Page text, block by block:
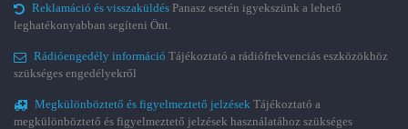
Reklamáció és visszaküldés Panasz esetén igyekszünk a lehető
leghatékonyabban segíteni Önt.
Rádióengedély információ Tájékoztató a rádiófrekvenciás eszközökhöz
szükséges engedélyekről
Megkülönböztető és figyelmeztető jelzések Tájékoztató a
megkülönböztető és figyelmeztető jelzések használatához szükséges